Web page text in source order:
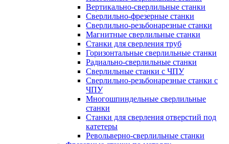
Вертикально-сверлильные станки
Сверлильно-фрезерные станки
Сверлильно-резьбонарезные станки
Магнитные сверлильные станки
Станки для сверления труб
Горизонтальные сверлильные станки
Радиально-сверлильные станки
Сверлильные станки с ЧПУ
Сверлильно-резьбонарезные станки с
ЧПУ
Многошпиндельные сверлильные
станки
Станки для сверления отверстий под
катетеры
Револьверно-сверлильные станки